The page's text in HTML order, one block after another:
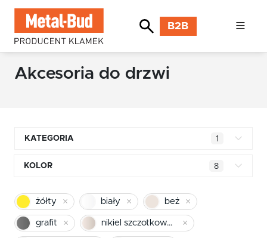
B2B
Akcesoria do drzwi
KATEGORIA 1
Klamki kwadratowe
Klamki INOX stal nierdzewna
Klamki premium
KOLOR 8
chrom
żółty biały beż
grafit nikiel szczotkowany mat